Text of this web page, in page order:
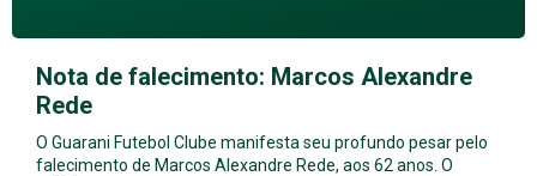
Nota de falecimento: Marcos Alexandre
Rede
O Guarani Futebol Clube manifesta seu profundo pesar pelo
falecimento de Marcos Alexandre Rede, aos 62 anos. O